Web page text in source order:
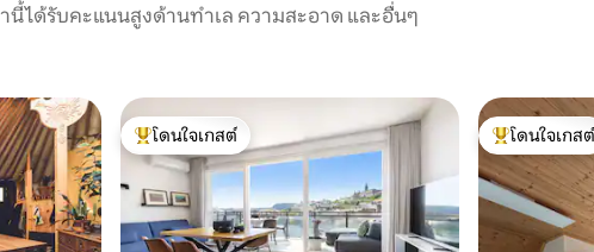
นี้ได้รับคะแนนสูงด้านทำเล ความสะอาด และอื่นๆ
โดนใจเกสต์ที่สุด
โดนใจเกสต์
โดนใจเกสต์ที่
โดนใจเกสต์